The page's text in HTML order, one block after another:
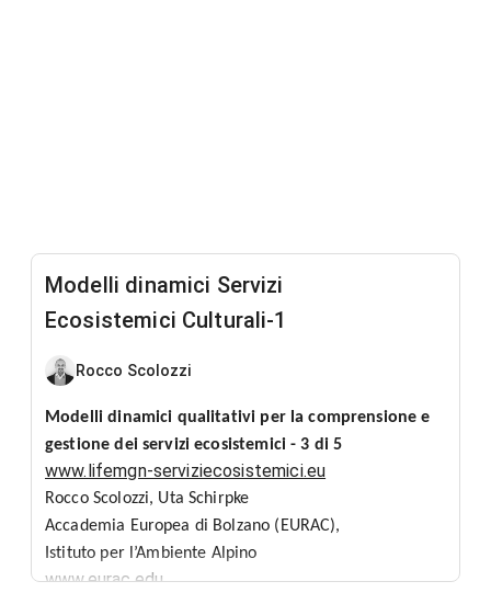
Modelli dinamici Servizi
Ecosistemici Culturali-1
Rocco Scolozzi
Modelli dinamici qualitativi per la comprensione e
gestione dei servizi ecosistemici - 3 di 5
www.lifemgn-serviziecosistemici.eu
Rocco Scolozzi, UtaSchirpke
Accademia Europea di Bolzano (EURAC),
Istituto per l’Ambiente Alpino
www.eurac.edu